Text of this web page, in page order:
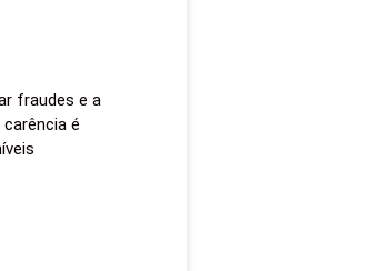
fraudes e a
é